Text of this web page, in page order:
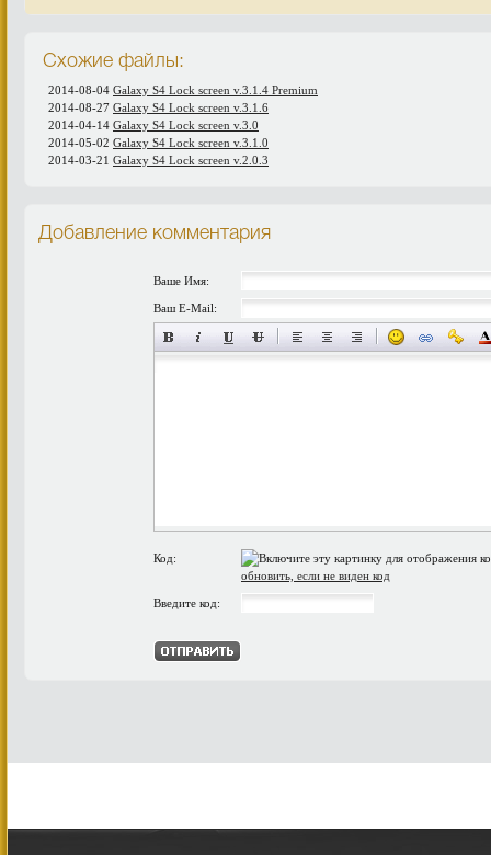
Схожие файлы:
2014-08-04 Galaxy S4 Lock screen v.3.1.4 Premium
2014-08-27 Galaxy S4 Lock screen v.3.1.6
2014-04-14 Galaxy S4 Lock screen v.3.0
2014-05-02 Galaxy S4 Lock screen v.3.1.0
2014-03-21 Galaxy S4 Lock screen v.2.0.3
Добавление комментария
Ваше Имя:
Ваш E-Mail:
Код:
обновить, если не виден код
Введите код: